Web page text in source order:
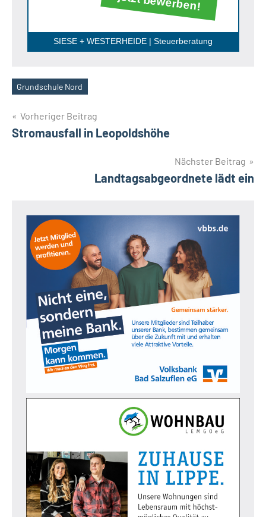
SIESE + WESTERHEIDE | Steuerberatung
Schlagwörter
Grundschule Nord
Beitragsnavigation
Vorheriger Beitrag
Stromausfall in Leopoldshöhe
Nächster Beitrag
Landtagsabgeordnete lädt ein